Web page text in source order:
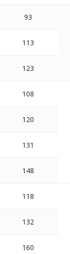
93
113
123
108
120
131
148
118
132
160